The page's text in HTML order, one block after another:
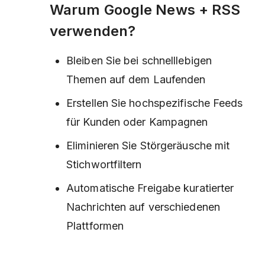
Warum Google News + RSS
verwenden?
Bleiben Sie bei schnelllebigen
Themen auf dem Laufenden
Erstellen Sie hochspezifische Feeds
für Kunden oder Kampagnen
Eliminieren Sie Störgeräusche mit
Stichwortfiltern
Automatische Freigabe kuratierter
Nachrichten auf verschiedenen
Plattformen